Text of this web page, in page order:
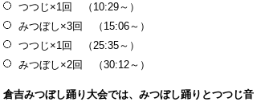
つつじ×1回 （10:29～）
みつぼし×3回 （15:06～）
つつじ×1回 （25:35～）
みつぼし×2回 （30:12～）
倉吉みつぼし踊り大会では、みつぼし踊りとつつじ音